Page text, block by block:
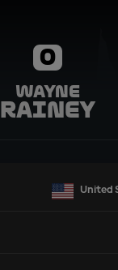
0
Wayne
Rainey
United